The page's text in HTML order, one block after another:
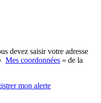
devez saisir votre adresse
Mes coordonnées » de la
mon alerte